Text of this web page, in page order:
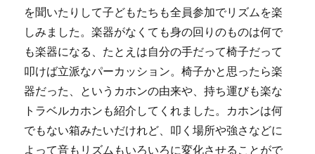
を聞いたりして子どもたちも全員参加でリズムを楽
しみました。楽器がなくても身の回りのものは何で
も楽器になる、たとえは自分の手だって椅子だって
叩けば立派なパーカッション。椅子かと思ったら楽
器だった、というカホンの由来や、持ち運びも楽な
トラベルカホンも紹介してくれました。カホンは何
でもない箱みたいだけれど、叩く場所や強さなどに
よって音もリズムもいろいろに変化させることがで